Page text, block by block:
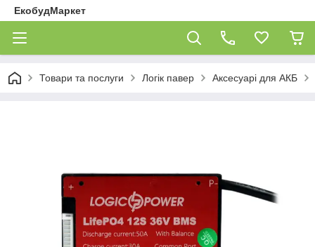
ЕкобудМаркет
Товари та послуги Логік павер Аксесуарі для АКБ